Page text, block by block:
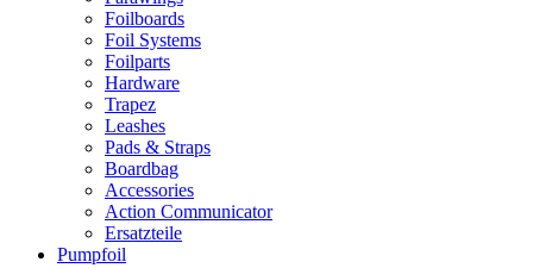
Foilboards
Foil Systems
Foilparts
Hardware
Trapez
Leashes
Pads & Straps
Boardbag
Accessories
Action Communicator
Ersatzteile
Pumpfoil